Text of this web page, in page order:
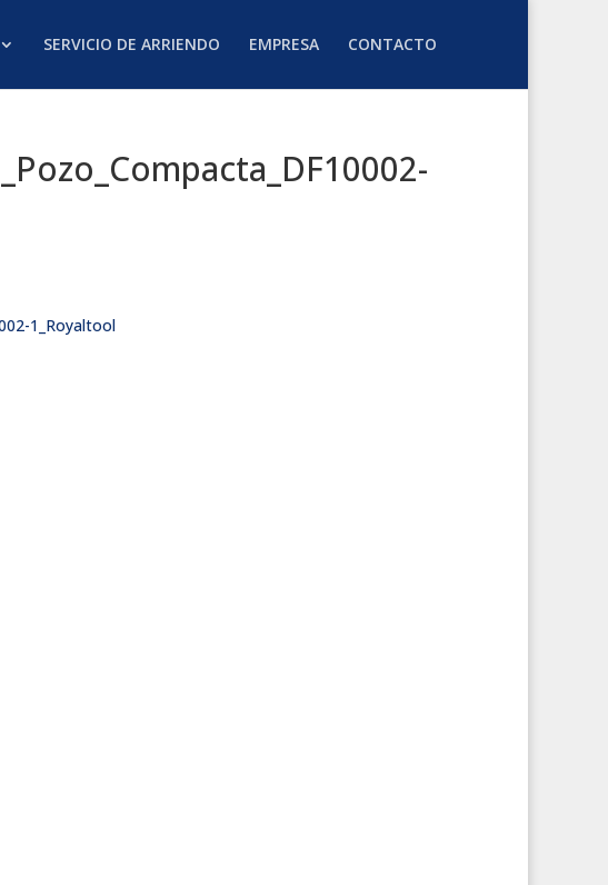
SERVICIO DE ARRIENDO EMPRESA CONTACTO
1_Royaltool